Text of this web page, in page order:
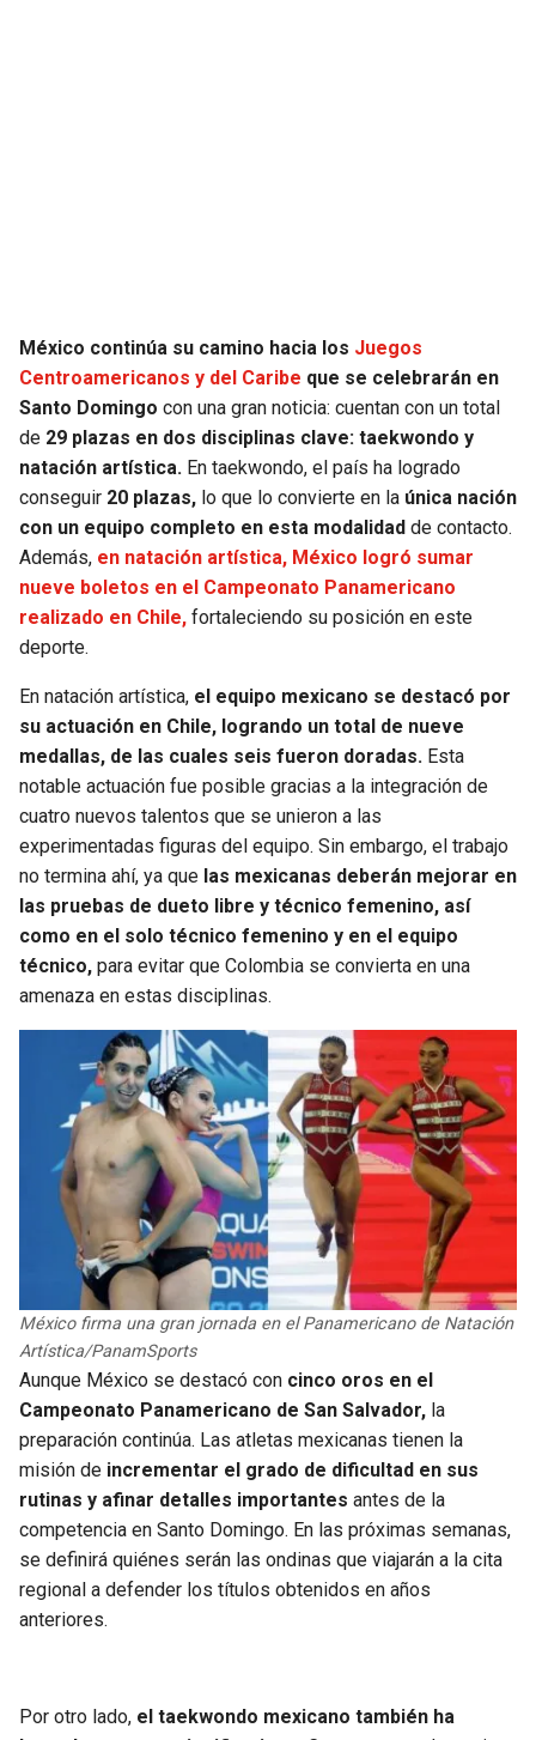
FALCONS
PANTHERS
SAINTS
TRAIL BLAZERS
JAZZ
México continúa su camino hacia los Juegos
Centroamericanos y del Caribe que se celebrarán en
Santo Domingo con una gran noticia: cuentan con un total
de 29 plazas en dos disciplinas clave: taekwondo y
natación artística. En taekwondo, el país ha logrado
conseguir 20 plazas, lo que lo convierte en la única nación
con un equipo completo en esta modalidad de contacto.
Además, en natación artística, México logró sumar
nueve boletos en el Campeonato Panamericano
realizado en Chile, fortaleciendo su posición en este
deporte.
En natación artística, el equipo mexicano se destacó por
su actuación en Chile, logrando un total de nueve
medallas, de las cuales seis fueron doradas. Esta
notable actuación fue posible gracias a la integración de
cuatro nuevos talentos que se unieron a las
experimentadas figuras del equipo. Sin embargo, el trabajo
no termina ahí, ya que las mexicanas deberán mejorar en
las pruebas de dueto libre y técnico femenino, así
como en el solo técnico femenino y en el equipo
técnico, para evitar que Colombia se convierta en una
amenaza en estas disciplinas.
México firma una gran jornada en el Panamericano de Natación
Artística/PanamSports
Aunque México se destacó con cinco oros en el
Campeonato Panamericano de San Salvador, la
preparación continúa. Las atletas mexicanas tienen la
misión de incrementar el grado de dificultad en sus
rutinas y afinar detalles importantes antes de la
competencia en Santo Domingo. En las próximas semanas,
se definirá quiénes serán las ondinas que viajarán a la cita
regional a defender los títulos obtenidos en años
anteriores.
Por otro lado, el taekwondo mexicano también ha